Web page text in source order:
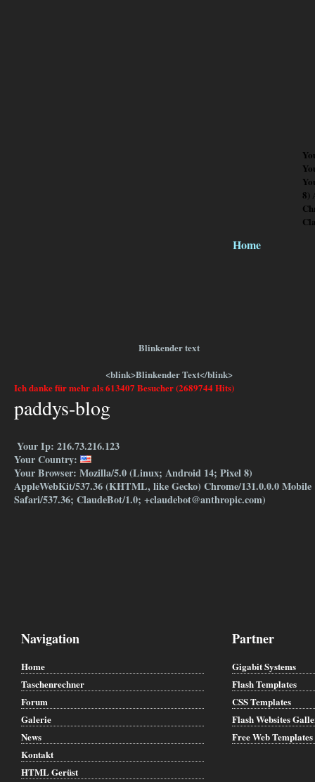
8)
Home
Blinkender text
<blink>Blinkender Text</blink>
Ich danke für mehr als 613407 Besucher (2689744 Hits)
paddys-blog
Your Ip: 216.73.216.123
Your Country:
Your Browser: Mozilla/5.0 (Linux; Android 14; Pixel 8)
AppleWebKit/537.36 (KHTML, like Gecko) Chrome/131.0.0.0 Mobile
Safari/537.36; ClaudeBot/1.0; +claudebot@anthropic.com)
Navigation
Home
Taschenrechner
Forum
Galerie
News
Kontakt
HTML Gerüst
Partner
Gigabit Systems
Flash Templates
CSS Templates
Flash Websites
Free Web Templates